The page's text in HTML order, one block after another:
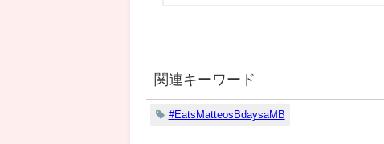
関連キーワード
#EatsMatteosBdaysaMB